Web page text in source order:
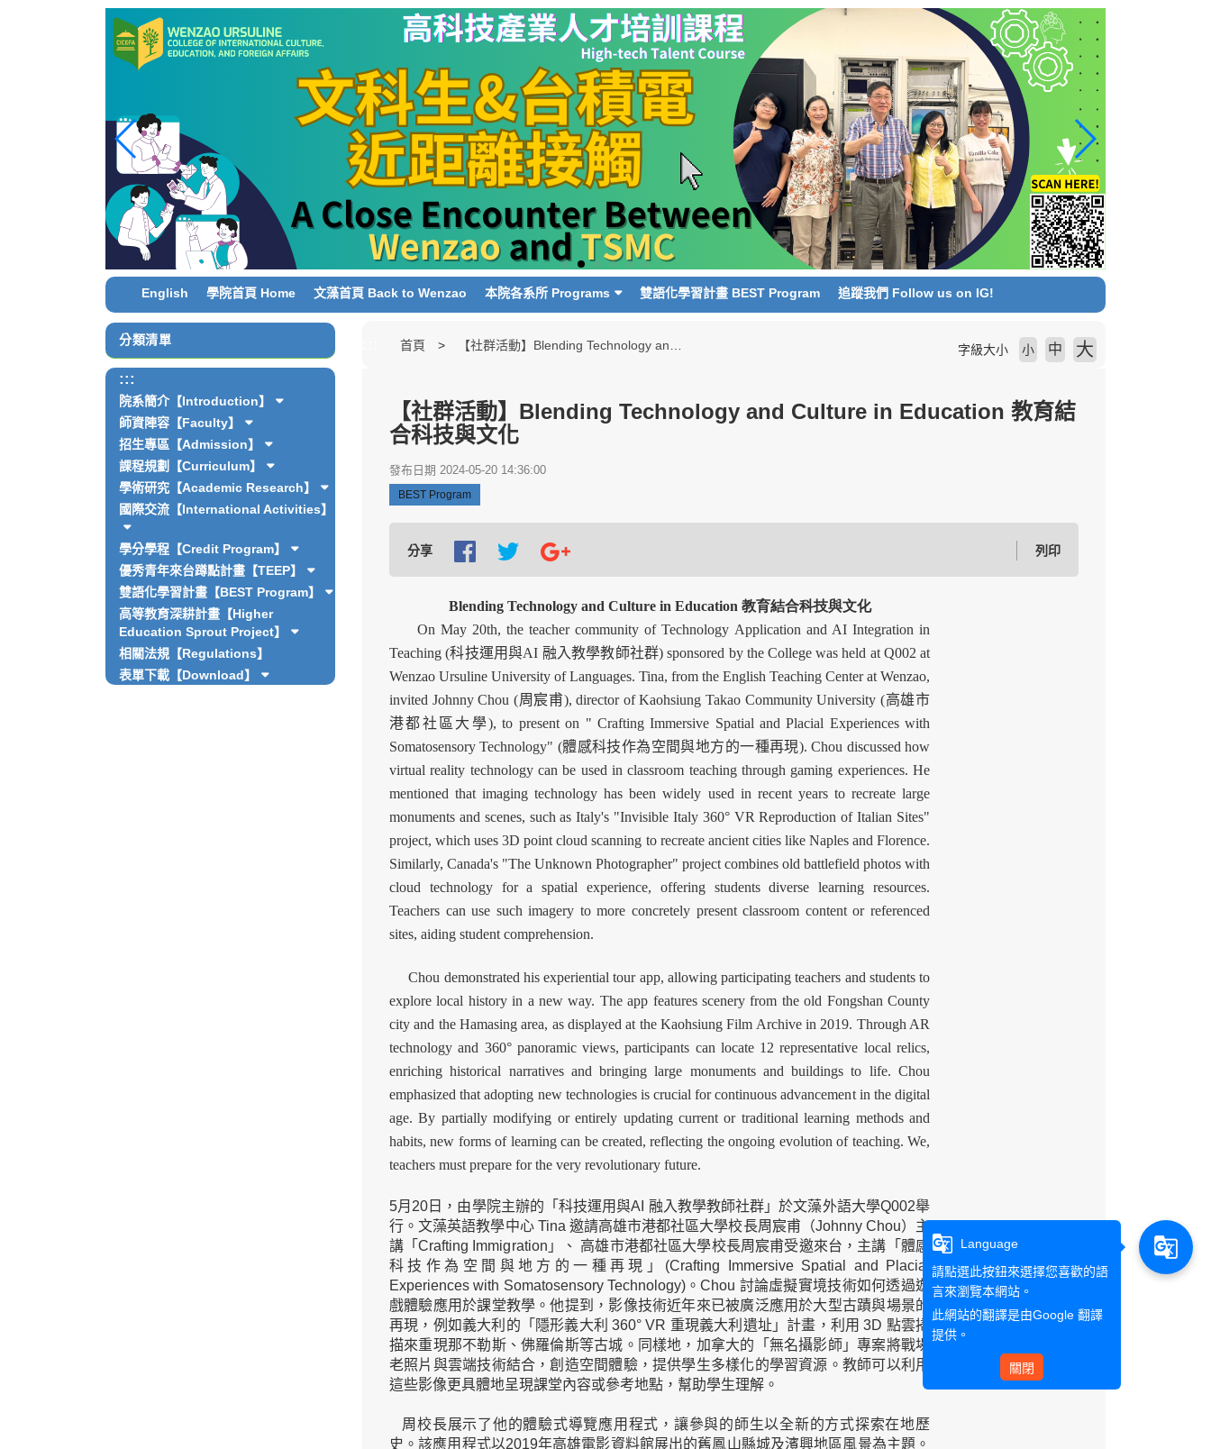
English 學院首頁 Home 文藻首頁 Back to Wenzao 本院各系所 Programs 雙語化學習計畫 BEST Program 追蹤我們 Follow us on IG!
分類清單
:::
院系簡介【Introduction】
師資陣容【Faculty】
招生專區【Admission】
課程規劃【Curriculum】
學術研究【Academic Research】
國際交流【International Activities】
學分學程【Credit Program】
優秀青年來台蹲點計畫【TEEP】
雙語化學習計畫【BEST Program】
高等教育深耕計畫【Higher
Education Sprout Project】
相關法規【Regulations】
表單下載【Download】
首頁 字級大小 小 中 大
【社群活動】Blending Technology and Culture in Education 教育結
合科技與文化
發布日期 2024-05-20 14:36:00
BEST Program
分享 列印
Blending Technology and Culture in Education 教育結合科技與文化
On May 20th, the teacher community of Technology Application and AI Integration in
Teaching (科技運用與AI 融入教學教師社群) sponsored by the College was held at Q002 at
Wenzao Ursuline University of Languages. Tina, from the English Teaching Center at Wenzao,
invited Johnny Chou (周宸甫), director of Kaohsiung Takao Community University (高雄市
港都社區大學), to present on " Crafting Immersive Spatial and Placial Experiences with
Somatosensory Technology" (體感科技作為空間與地方的一種再現). Chou discussed how
virtual reality technology can be used in classroom teaching through gaming experiences. He
mentioned that imaging technology has been widely used in recent years to recreate large
monuments and scenes, such as Italy's "Invisible Italy 360° VR Reproduction of Italian Sites"
project, which uses 3D point cloud scanning to recreate ancient cities like Naples and Florence.
Similarly, Canada's "The Unknown Photographer" project combines old battlefield photos with
cloud technology for a spatial experience, offering students diverse learning resources.
Teachers can use such imagery to more concretely present classroom content or referenced
sites, aiding student comprehension.
Chou demonstrated his experiential tour app, allowing participating teachers and students to
explore local history in a new way. The app features scenery from the old Fongshan County
city and the Hamasing area, as displayed at the Kaohsiung Film Archive in 2019. Through AR
technology and 360° panoramic views, participants can locate 12 representative local relics,
enriching historical narratives and bringing large monuments and buildings to life. Chou
emphasized that adopting new technologies is crucial for continuous advancement in the digital
age. By partially modifying or entirely updating current or traditional learning methods and
habits, new forms of learning can be created, reflecting the ongoing evolution of teaching. We,
teachers must prepare for the very revolutionary future.
5月20日，由學院主辦的「科技運用與AI 融入教學教師社群」於文藻外語大學Q002舉
行。文藻英語教學中心 Tina 邀請高雄市港都社區大學校長周宸甫（Johnny Chou）主
講「Crafting Immigration」、 高雄市港都社區大學校長周宸甫受邀來台，主講「體感
科技作為空間與地方的一種再現」(Crafting Immersive Spatial and Placial
Experiences with Somatosensory Technology)。Chou 討論虛擬實境技術如何透過遊
戲體驗應用於課堂教學。他提到，影像技術近年來已被廣泛應用於大型古蹟與場景的
再現，例如義大利的「隱形義大利 360° VR 重現義大利遺址」計畫，利用 3D 點雲掃
描來重現那不勒斯、佛羅倫斯等古城。同樣地，加拿大的「無名攝影師」專案將戰場
老照片與雲端技術結合，創造空間體驗，提供學生多樣化的學習資源。教師可以利用
這些影像更具體地呈現課堂內容或參考地點，幫助學生理解。
周校長展示了他的體驗式導覽應用程式，讓參與的師生以全新的方式探索在地歷
史。該應用程式以2019年高雄電影資料館展出的舊鳳山縣城及濱興地區風景為主題。
g_translate
Language
請點選此按鈕來選擇您喜歡的語
言來瀏覽本網站。
此網站的翻譯是由Google 翻譯
提供。
關閉
g_translate